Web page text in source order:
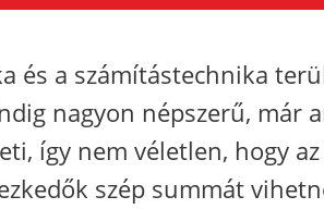
és a számítástechnika
nagyon népszerű, már
így nem véletlen, hogy az
szép summát